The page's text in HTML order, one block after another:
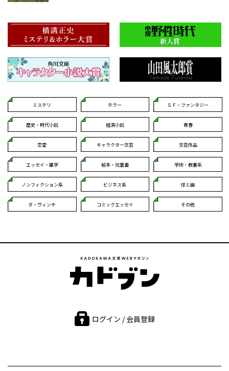
ミステリ ホラー ＳＦ・ファンタジー
歴史・時代小説 経済小説 青春
恋愛 キャラクター文芸 文芸作品
エッセイ・雑学 絵本・児童書 学術・教養系
ノンフィクション系 ビジネス系 怪と幽
ダ・ヴィンチ コミックエッセイ その他
ログイン / 会員登録